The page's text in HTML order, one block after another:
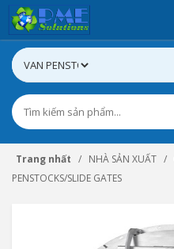
Trang nhất NHÀ SẢN XUẤT
PENSTOCKS/SLIDE GATES